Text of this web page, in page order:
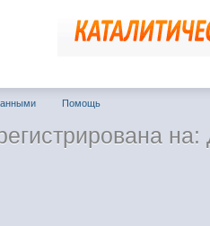
Помощь